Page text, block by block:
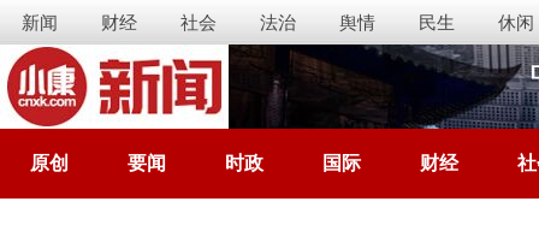
新闻 财经 社会 法治 舆情 民生 休闲
原创 要闻 时政 国际 财经